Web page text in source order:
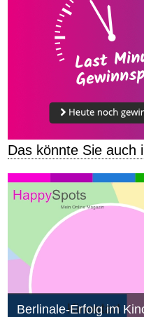
Das könnte Sie auch
Berlinale-Erfolg im